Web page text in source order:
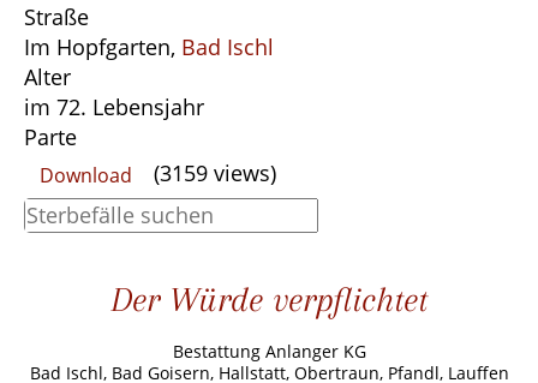
Straße
Im Hopfgarten, Bad Ischl
Alter
im 72. Lebensjahr
Parte
Download (3159 views)
Der Würde verpflichtet
Bestattung Anlanger KG
Bad Ischl, Bad Goisern, Hallstatt, Obertraun, Pfandl, Lauffen